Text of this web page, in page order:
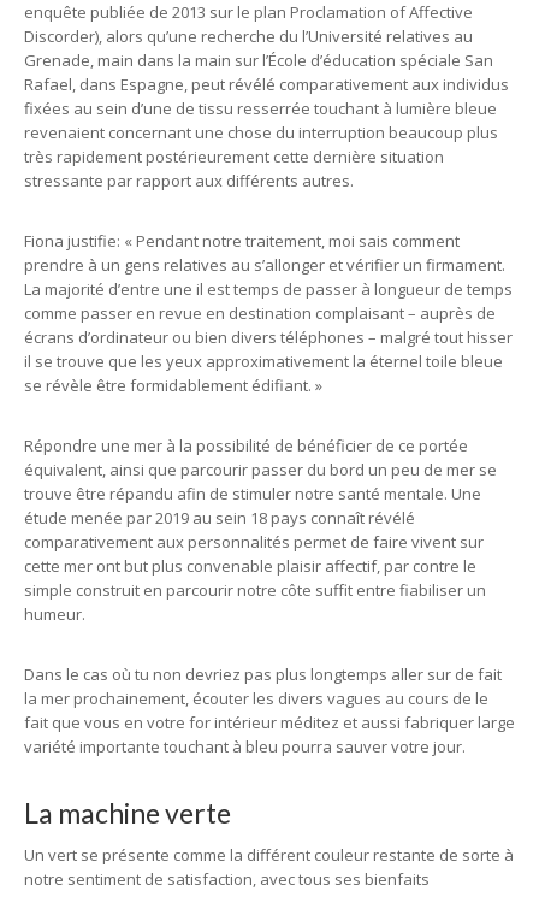
enquête publiée de 2013 sur le plan Proclamation of Affective
Discorder), alors qu’une recherche du l’Université relatives au
Grenade, main dans la main sur l’École d’éducation spéciale San
Rafael, dans Espagne, peut révélé comparativement aux individus
fixées au sein d’une de tissu resserrée touchant à lumière bleue
revenaient concernant une chose du interruption beaucoup plus
très rapidement postérieurement cette dernière situation
stressante par rapport aux différents autres.
Fiona justifie: « Pendant notre traitement, moi sais comment
prendre à un gens relatives au s’allonger et vérifier un firmament.
La majorité d’entre une il est temps de passer à longueur de temps
comme passer en revue en destination complaisant – auprès de
écrans d’ordinateur ou bien divers téléphones – malgré tout hisser
il se trouve que les yeux approximativement la éternel toile bleue
se révèle être formidablement édifiant. »
Répondre une mer à la possibilité de bénéficier de ce portée
équivalent, ainsi que parcourir passer du bord un peu de mer se
trouve être répandu afin de stimuler notre santé mentale. Une
étude menée par 2019 au sein 18 pays connaît révélé
comparativement aux personnalités permet de faire vivent sur
cette mer ont but plus convenable plaisir affectif, par contre le
simple construit en parcourir notre côte suffit entre fiabiliser un
humeur.
Dans le cas où tu non devriez pas plus longtemps aller sur de fait
la mer prochainement, écouter les divers vagues au cours de le
fait que vous en votre for intérieur méditez et aussi fabriquer large
variété importante touchant à bleu pourra sauver votre jour.
La machine verte
Un vert se présente comme la différent couleur restante de sorte à
notre sentiment de satisfaction, avec tous ses bienfaits